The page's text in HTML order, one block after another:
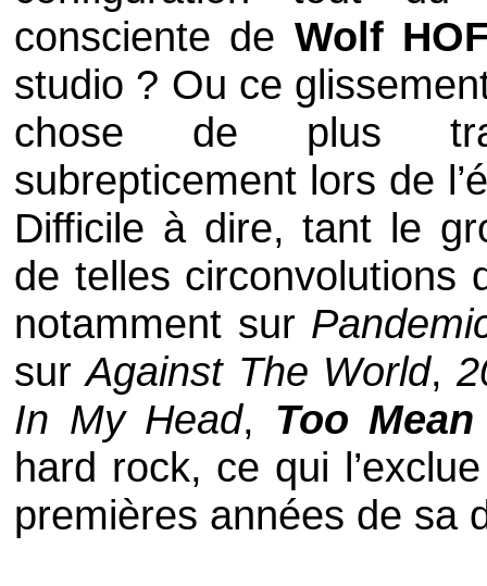
consciente de Wolf
studio ? Ou ce
chose de plus
subrepticement lors de
Difficile à dire, tant le
de telles circonvolutions
notamment sur
surAgainst The World,
In My Head, Too
hard rock, ce qui
premières années de sa